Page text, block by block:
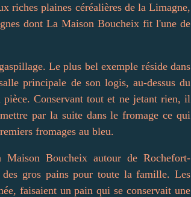
riches plaines céréalières de la Limagne,
dont La Maison Boucheix fit l'une de
Le plus bel exemple réside dans
principale de son logis, au-dessus du
Conservant tout et ne jetant rien, il
par la suite dans le fromage ce qui
fromages au bleu.
Boucheix autour de Rochefort-
gros pains pour toute la famille. Les
faisaient un pain qui se conservait une